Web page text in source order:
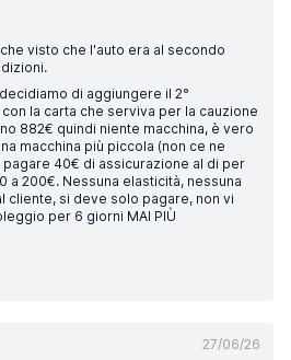
visto che l'auto era al secondo
di aggiungere il 2°
la carta che serviva per la cauzione
882€ quindi niente macchina, è vero
macchina più piccola (non ce ne
40€ di assicurazione al di per
a 200€. Nessuna elasticità, nessuna
cliente, si deve solo pagare, non vi
per 6 giorni MAI PIÙ
27/06/26